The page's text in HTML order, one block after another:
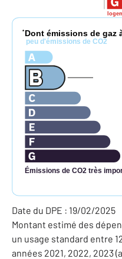
* Dont émissions de gaz
peu d'émissions de CO2
Émissions de CO2 très
Date du DPE : 19/02/2025
Montant estimé des
un usage standard entre
années 2021, 2022, 2023